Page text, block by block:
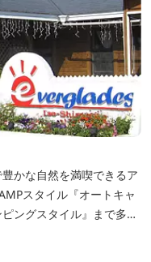
かな自然を満喫できるア
スタイル『オートキャ
ングスタイル』まで多彩
キッズイベント＆アクテ
ンカルチャーを取り入れ